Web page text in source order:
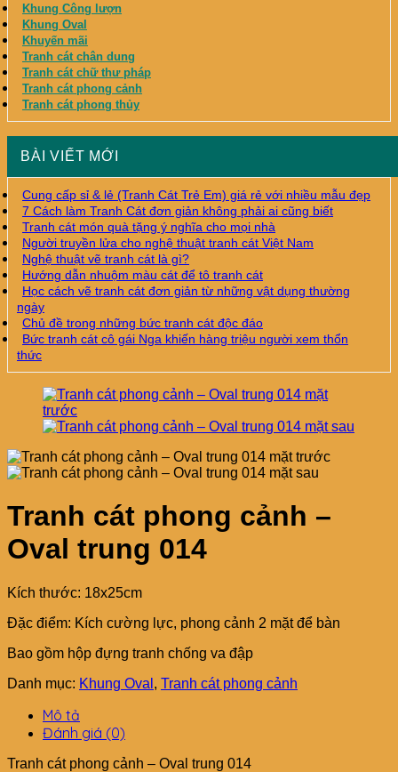
Khung Công lượn
Khung Oval
Khuyến mãi
Tranh cát chân dung
Tranh cát chữ thư pháp
Tranh cát phong cảnh
Tranh cát phong thủy
BÀI VIẾT MỚI
Cung cấp sỉ & lẻ (Tranh Cát Trẻ Em) giá rẻ với nhiều mẫu đẹp
7 Cách làm Tranh Cát đơn giản không phải ai cũng biết
Tranh cát món quà tặng ý nghĩa cho mọi nhà
Người truyền lửa cho nghệ thuật tranh cát Việt Nam
Nghệ thuật vẽ tranh cát là gì?
Hướng dẫn nhuộm màu cát để tô tranh cát
Học cách vẽ tranh cát đơn giản từ những vật dụng thường
ngày
Chủ đề trong những bức tranh cát độc đáo
Bức tranh cát cô gái Nga khiến hàng triệu người xem thổn
thức
Tranh cát phong cảnh –
Oval trung 014
Kích thước: 18x25cm
Đặc điểm: Kích cường lực, phong cảnh 2 mặt để bàn
Bao gồm hộp đựng tranh chống va đập
Danh mục: Khung Oval , Tranh cát phong cảnh
Mô tả
Đánh giá (0)
Tranh cát phong cảnh – Oval trung 014